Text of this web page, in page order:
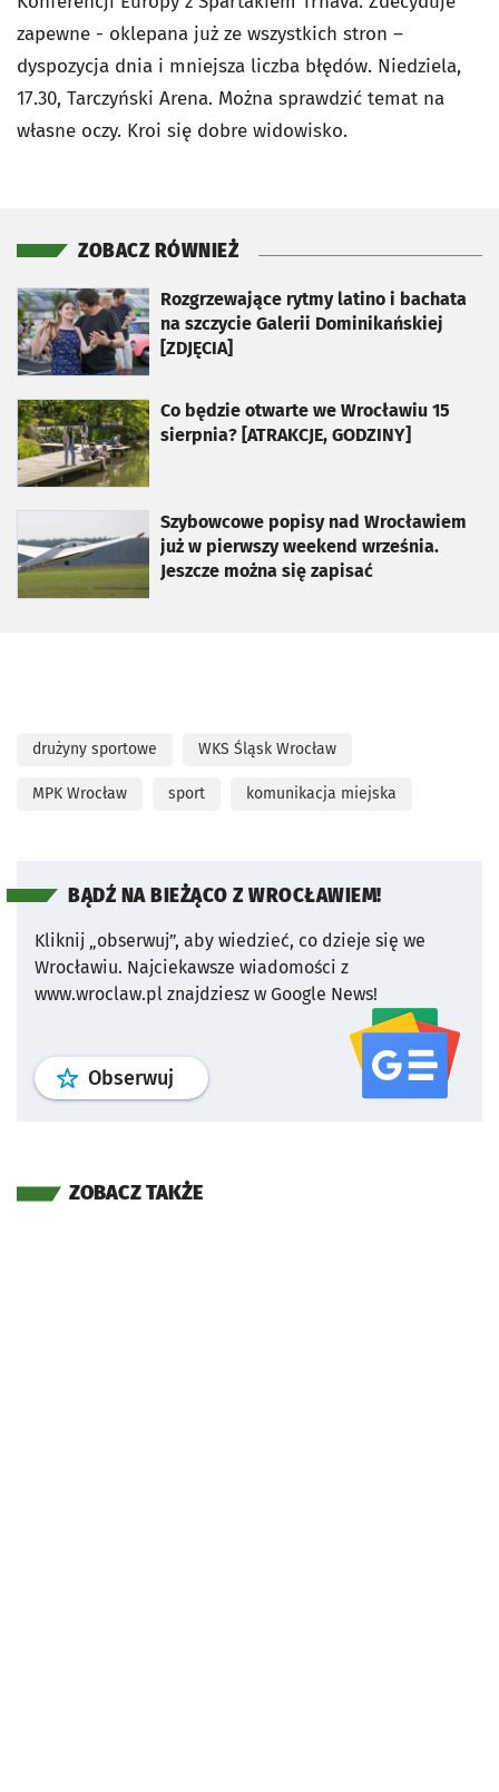
zapewne - oklepana już ze wszystkich stron –
dyspozycja dnia i mniejsza liczba błędów. Niedziela,
17.30, Tarczyński Arena. Można sprawdzić temat na
własne oczy. Kroi się dobre widowisko.
ZOBACZ RÓWNIEŻ
Rozgrzewające rytmy latino i bachata
na szczycie Galerii Dominikańskiej
[ZDJĘCIA]
otworzy się w nowej karcie
Co będzie otwarte we Wrocławiu 15
sierpnia? [ATRAKCJE, GODZINY]
otworzy się w nowej karcie
Szybowcowe popisy nad Wrocławiem
już w pierwszy weekend września.
Jeszcze można się zapisać
otworzy się w nowej karcie
drużyny sportowe WKS Śląsk Wrocław
MPK Wrocław sport komunikacja miejska
BĄDŹ NA BIEŻĄCO Z WROCŁAWIEM!
Kliknij „obserwuj”, aby wiedzieć, co dzieje się we
Wrocławiu. Najciekawsze wiadomości z
www.wroclaw.pl znajdziesz w Google News!
Obserwuj profil serwisu
ZOBACZ TAKŻE